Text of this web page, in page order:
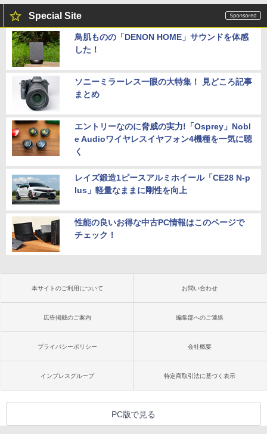
Special Site
鳥肌ものの「DENON HOME」サウンドを体感
した！
ソニーミラーレス一眼の大特集！ 見どころ記事
まとめ
エントリーなのに脅威の実力!「Osprey」Nobl
e Audioワイヤレスイヤフォン4機種を一気に聴
く
レイズ鍛造1ピースアルミホイール「CE28 N-p
lus」軽量なままに剛性を向上
性能の良いお得な中古PC情報はこのページで
チェック！
本サイトのご利用について お問い合わせ
広告掲載のご案内 編集部へのご連絡
プライバシーポリシー 会社概要
インプレスグループ 特定商取引法に基づく表示
PC版で見る